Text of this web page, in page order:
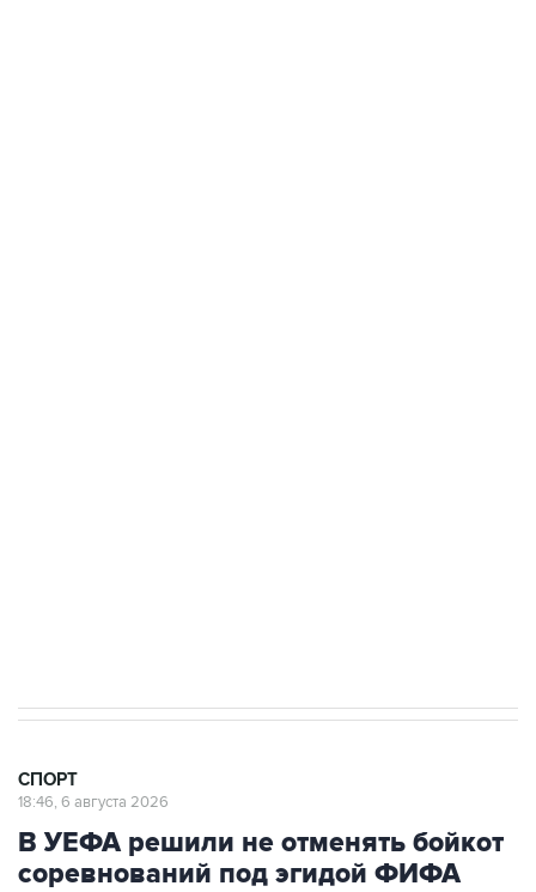
СПОРТ
18:46, 6 августа 2026
В УЕФА решили не отменять бойкот
соревнований под эгидой ФИФА